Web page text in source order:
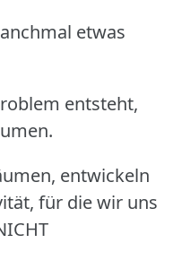
etwas
entsteht,
entwickeln
für die wir uns